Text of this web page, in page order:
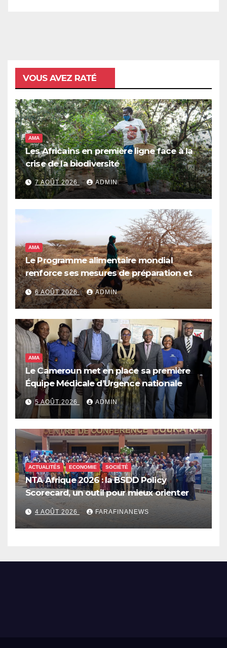
VOUS AVEZ RATÉ
AMA
Les Africains en première ligne face à la
crise de la biodiversité
7 AOÛT 2026 ADMIN
AMA
Le Programme alimentaire mondial
renforce ses mesures de préparation et
de réponse face à la menace d’El Niño,
qui pourrait plonger des dizaines de
millions de personnes dans l’insécurité
alimentaire aiguë
6 AOÛT 2026 ADMIN
AMA
Le Cameroun met en place sa première
Équipe Médicale d’Urgence nationale
5 AOÛT 2026 ADMIN
ACTUALITÉS ECONOMIE SOCIÉTÉ
NTA Afrique 2026 : la BSDD Policy
Scorecard, un outil pour mieux orienter
les dépenses publiques
4 AOÛT 2026 FARAFINANEWS